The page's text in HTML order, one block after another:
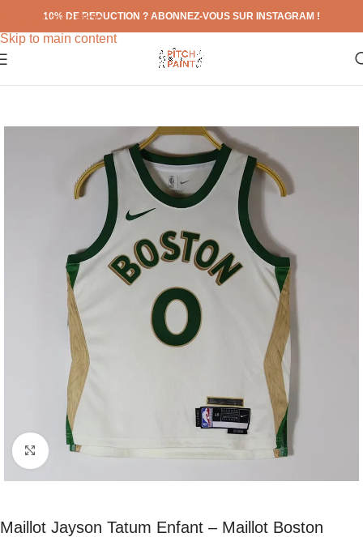
Skip to navigation
Skip to main content
10% DE REDUCTION ? ABONNEZ-VOUS SUR INSTAGRAM !
Click to enlarge
Maillot Jayson Tatum Enfant – Maillot Boston